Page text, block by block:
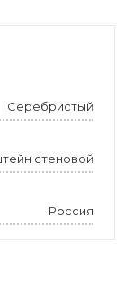
Серебристый
стеновой
Россия